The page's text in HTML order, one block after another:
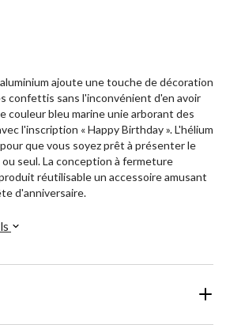
ajoute une touche de décoration
confettis sans l'inconvénient d'en avoir
couleur bleu marine unie arborant des
l'inscription « Happy Birthday ». L'hélium
que vous soyez prêt à présenter le
seul. La conception à fermeture
réutilisable un accessoire amusant
d'anniversaire.